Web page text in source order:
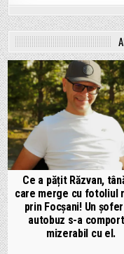
Ce a pățit Răzvan,
care merge cu fotoliul
prin Focșani! Un
autobuz s-a
mizerabil cu el.